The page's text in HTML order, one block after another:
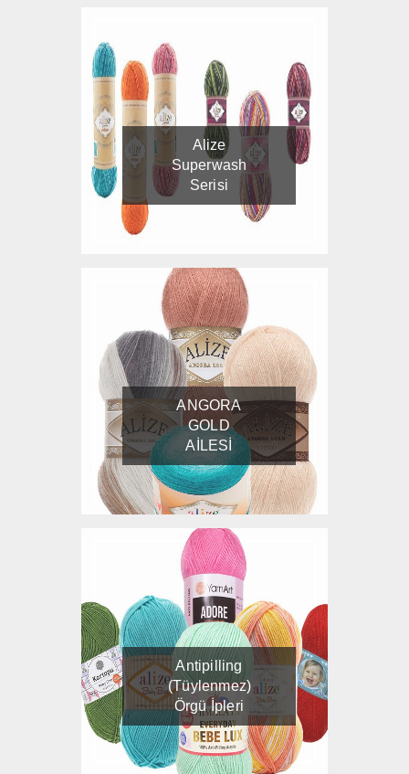
Alize
Superwash
Serisi
ANGORA
GOLD
AİLESİ
Antipilling
(Tüylenmez)
Örgü İpleri